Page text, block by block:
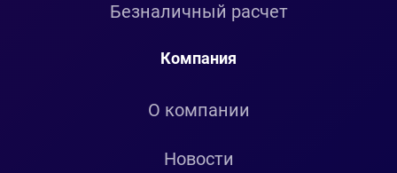
Безналичный расчет
Компания
О компании
Новости